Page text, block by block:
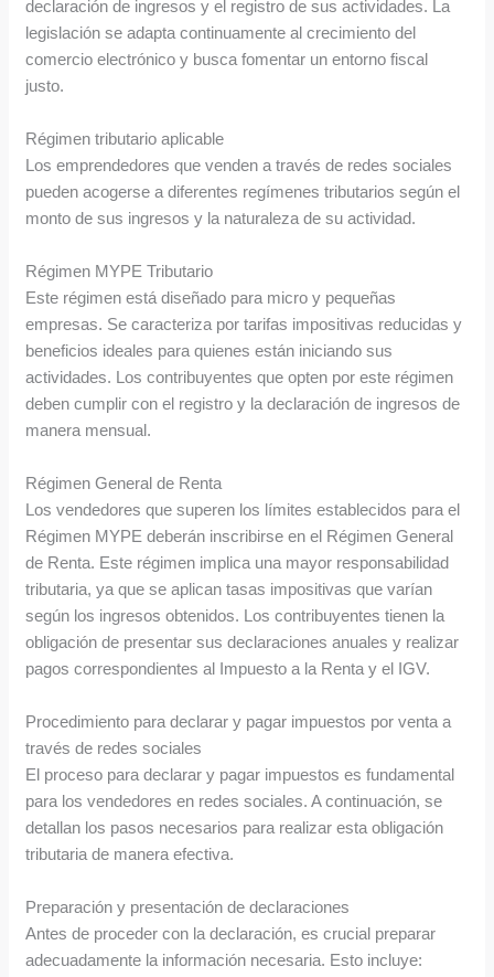
declaración de ingresos y el registro de sus actividades. La
legislación se adapta continuamente al crecimiento del
comercio electrónico y busca fomentar un entorno fiscal
justo.
Régimen tributario aplicable
Los emprendedores que venden a través de redes sociales
pueden acogerse a diferentes regímenes tributarios según el
monto de sus ingresos y la naturaleza de su actividad.
Régimen MYPE Tributario
Este régimen está diseñado para micro y pequeñas
empresas. Se caracteriza por tarifas impositivas reducidas y
beneficios ideales para quienes están iniciando sus
actividades. Los contribuyentes que opten por este régimen
deben cumplir con el registro y la declaración de ingresos de
manera mensual.
Régimen General de Renta
Los vendedores que superen los límites establecidos para el
Régimen MYPE deberán inscribirse en el Régimen General
de Renta. Este régimen implica una mayor responsabilidad
tributaria, ya que se aplican tasas impositivas que varían
según los ingresos obtenidos. Los contribuyentes tienen la
obligación de presentar sus declaraciones anuales y realizar
pagos correspondientes al Impuesto a la Renta y el IGV.
Procedimiento para declarar y pagar impuestos por venta a
través de redes sociales
El proceso para declarar y pagar impuestos es fundamental
para los vendedores en redes sociales. A continuación, se
detallan los pasos necesarios para realizar esta obligación
tributaria de manera efectiva.
Preparación y presentación de declaraciones
Antes de proceder con la declaración, es crucial preparar
adecuadamente la información necesaria. Esto incluye: